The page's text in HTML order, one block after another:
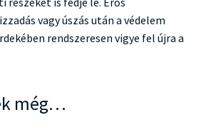
vagy úszás után a védelem
rendszeresen vigye fel újra a
még…